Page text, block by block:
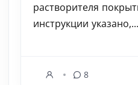
растворителя
инструкции указано,...
8